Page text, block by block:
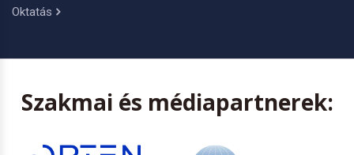
Oktatás
Szakmai és médiapartnerek: